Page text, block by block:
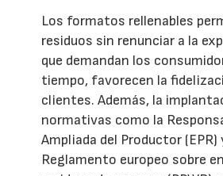
Los formatos rellenables
residuos sin renunciar a la
que demandan los
tiempo, favorecen la
clientes. Además, la
normativas como la
Ampliada del Productor (EPR)
Reglamento europeo sobre